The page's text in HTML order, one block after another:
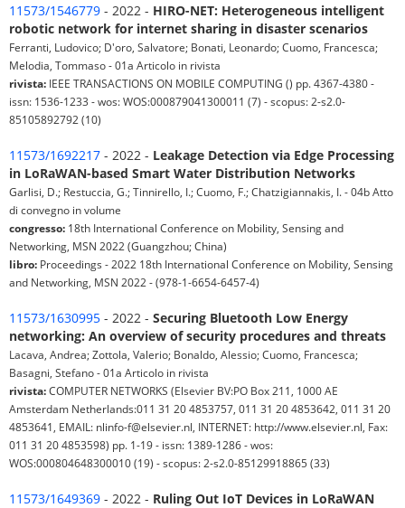
11573/1546779 - 2022 - HIRO-NET: Heterogeneous intelligent
robotic network for internet sharing in disaster scenarios
Ferranti, Ludovico; D'oro, Salvatore; Bonati, Leonardo; Cuomo, Francesca;
Melodia, Tommaso - 01a Articolo in rivista
rivista: IEEE TRANSACTIONS ON MOBILE COMPUTING () pp. 4367-4380 -
issn: 1536-1233 - wos: WOS:000879041300011 (7) - scopus: 2-s2.0-
85105892792 (10)
11573/1692217 - 2022 - Leakage Detection via Edge Processing
in LoRaWAN-based Smart Water Distribution Networks
Garlisi, D.; Restuccia, G.; Tinnirello, I.; Cuomo, F.; Chatzigiannakis, I. - 04b Atto
di convegno in volume
congresso: 18th International Conference on Mobility, Sensing and
Networking, MSN 2022 (Guangzhou; China)
libro: Proceedings - 2022 18th International Conference on Mobility, Sensing
and Networking, MSN 2022 - (978-1-6654-6457-4)
11573/1630995 - 2022 - Securing Bluetooth Low Energy
networking: An overview of security procedures and threats
Lacava, Andrea; Zottola, Valerio; Bonaldo, Alessio; Cuomo, Francesca;
Basagni, Stefano - 01a Articolo in rivista
rivista:COMPUTER NETWORKS (Elsevier BV:PO Box 211, 1000 AE
Amsterdam Netherlands:011 31 20 4853757, 011 31 20 4853642, 011 31 20
4853641, EMAIL: nlinfo-f@elsevier.nl, INTERNET: http://www.elsevier.nl, Fax:
011 31 20 4853598) pp. 1-19 - issn: 1389-1286 - wos:
WOS:000804648300010 (19) - scopus: 2-s2.0-85129918865 (33)
11573/1649369 - 2022 - Ruling Out IoT Devices in LoRaWAN